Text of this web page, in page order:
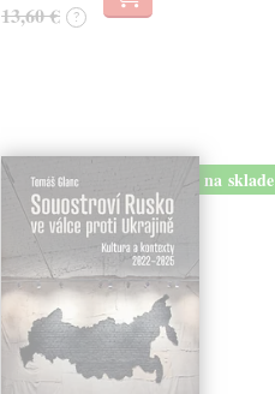
13,60 € ?
na sklade